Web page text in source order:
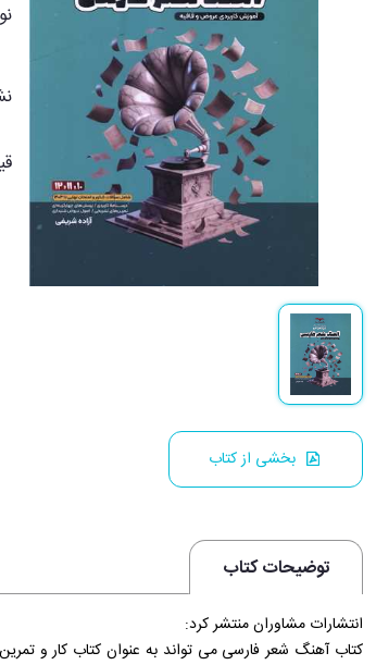
بخشی از کتاب
توضیحات کتاب
انتشارات مشاوران منتشر کرد:
کتاب آهنگ شعر فارسی می ‏تواند به عنوان کتاب کار و